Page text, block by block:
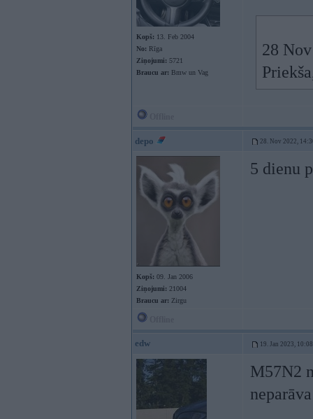
Kopš: 13. Feb 2004
No: Rīga
Ziņojumi: 5721
Braucu ar: Bmw un Vag
28
depo 28. Nov 2022,
Kopš: 09. Jan 2006
Ziņojumi: 21004
Braucu ar: Zirgu
5 dienu
edw 19. Jan 2023, 10:08
M57N2